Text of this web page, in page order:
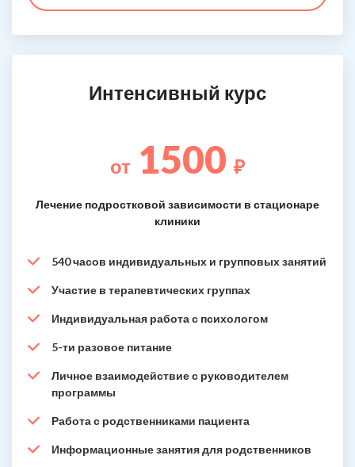
Интенсивный курс
от 1500 ₽
Лечение подростковой зависимости в стационаре
клиники
540 часов индивидуальных и групповых занятий
Участие в терапевтических группах
Индивидуальная работа с психологом
5-ти разовое питание
Личное взаимодействие с руководителем
программы
Работа с родственниками пациента
Информационные занятия для родственников